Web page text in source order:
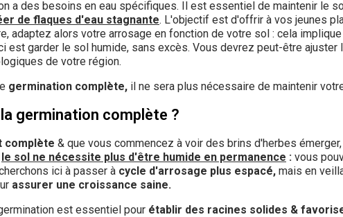
a des besoins en eau spécifiques. Il est essentiel de maintenir le
de flaques d'eau stagnante. L'objectif est d'offrir à vos jeunes
adaptez alors votre arrosage en fonction de votre sol : cela
est garder le sol humide, sans excès. Vous devrez peut-être
de votre région.
germination complète, il ne sera plus nécessaire de maintenir
germination complète ?
complète & que vous commencez à voir des brins d'herbes émerger,
le sol ne nécessite plus d'être humide en permanence : vous
ici à passer à cycle d'arrosage plus espacé, mais en
assurer une croissance saine.
est essentiel pour établir des racines solides &